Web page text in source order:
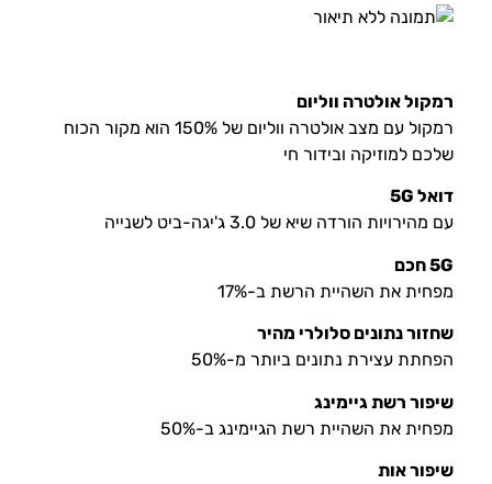
רמקול אולטרה ווליום
רמקול עם מצב אולטרה ווליום של 150% הוא מקור הכוח
שלכם למוזיקה ובידור חי
דואל 5G
עם מהירויות הורדה שיא של 3.0 ג'יגה-ביט לשנייה
5G חכם
מפחית את השהיית הרשת ב-17%
שחזור נתונים סלולרי מהיר
הפחתת עצירת נתונים ביותר מ-50%
שיפור רשת גיימינג
מפחית את השהיית רשת הגיימינג ב-50%
שיפור אות